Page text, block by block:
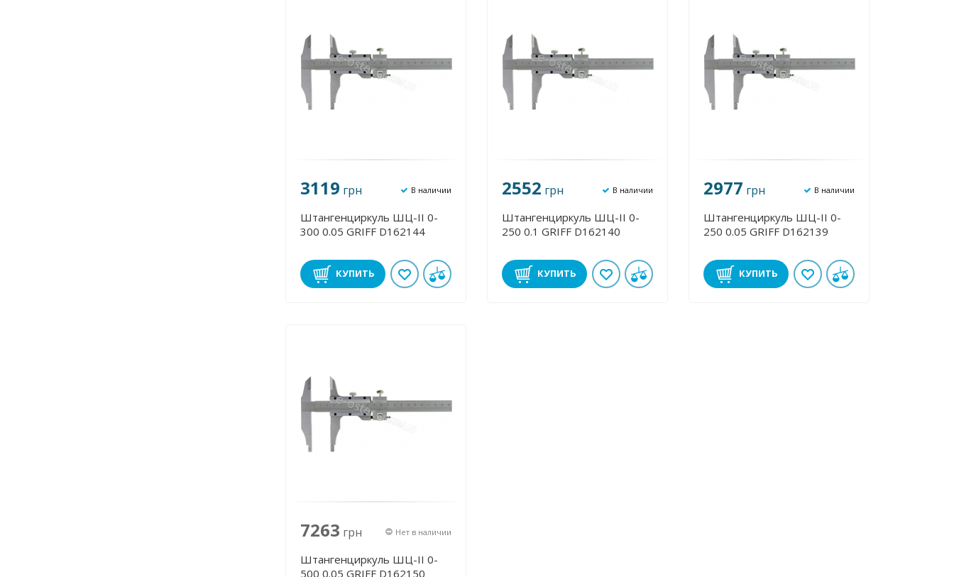
3119 грн В наличии
Штангенциркуль ШЦ-II 0-
300 0.05 GRIFF D162144
КУПИТЬ
2552 грн В наличии
Штангенциркуль ШЦ-II 0-
250 0.1 GRIFF D162140
КУПИТЬ
2977 грн В наличии
Штангенциркуль ШЦ-II 0-
250 0.05 GRIFF D162139
КУПИТЬ
7263 грн Нет в наличии
Штангенциркуль ШЦ-II 0-
500 0.05 GRIFF D162150